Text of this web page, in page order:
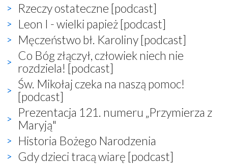
Rzeczy ostateczne [podcast]
Leon I - wielki papież [podcast]
Męczeństwo bł. Karoliny [podcast]
Co Bóg złączył, człowiek niech nie
rozdziela! [podcast]
Św. Mikołaj czeka na naszą pomoc!
[podcast]
Prezentacja 121. numeru „Przymierza z
Maryją"
Historia Bożego Narodzenia
Gdy dzieci tracą wiarę [podcast]